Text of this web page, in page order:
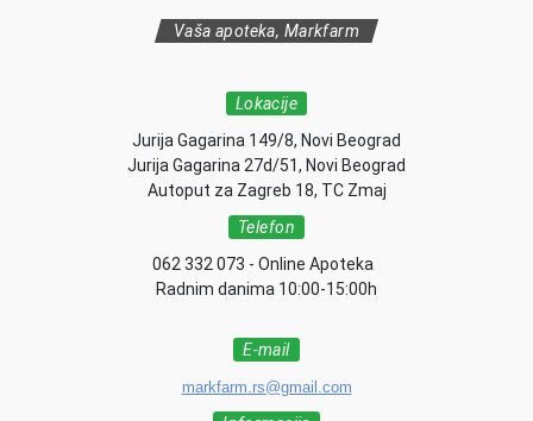
Vaša apoteka, Markfarm
Lokacije
Jurija Gagarina 149/8, Novi Beograd
Jurija Gagarina 27d/51, Novi Beograd
Autoput za Zagreb 18, TC Zmaj
Telefon
062 332 073 - Online Apoteka
Radnim danima 10:00-15:00h
E-mail
markfarm.rs@gmail.com